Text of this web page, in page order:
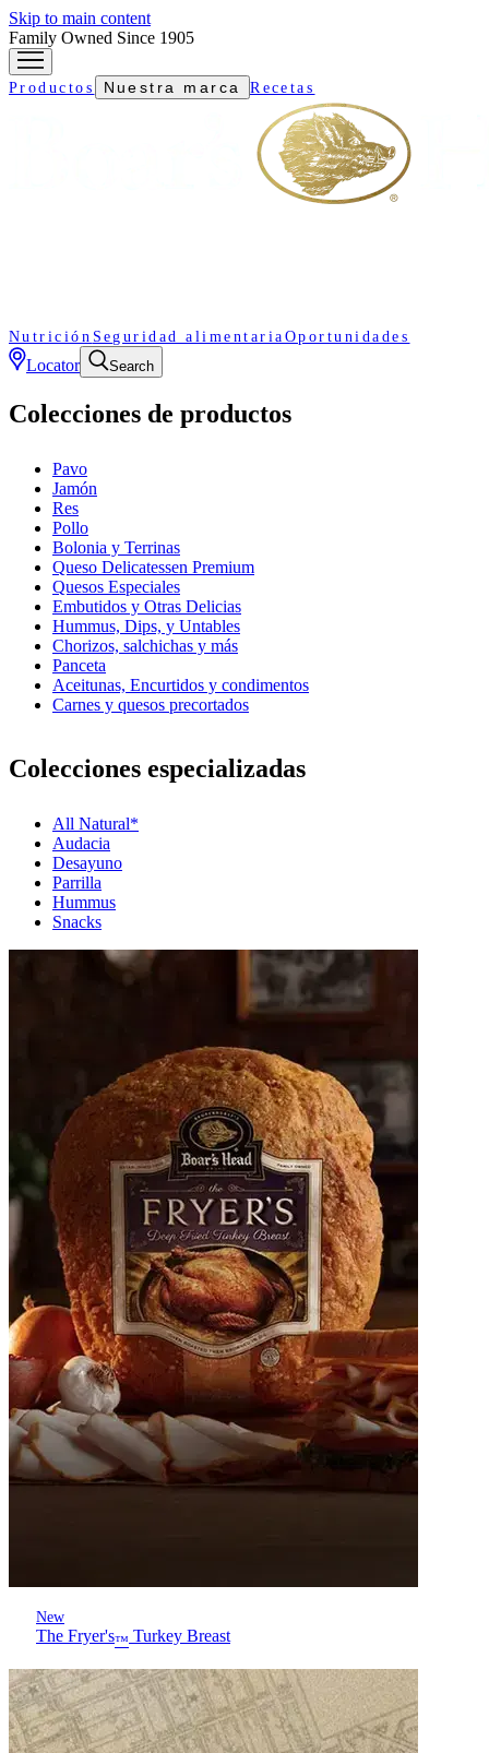
Skip to main content
Family Owned Since 1905
Productos Nuestra marca Recetas
Nutrición Seguridad alimentaria Oportunidades
Locator Search
Colecciones de productos
Pavo
Jamón
Res
Pollo
Bolonia y Terrinas
Queso Delicatessen Premium
Quesos Especiales
Embutidos y Otras Delicias
Hummus, Dips, y Untables
Chorizos, salchichas y más
Panceta
Aceitunas, Encurtidos y condimentos
Carnes y quesos precortados
Colecciones especializadas
All Natural*
Audacia
Desayuno
Parrilla
Hummus
Snacks
New
The Fryer's™ Turkey Breast